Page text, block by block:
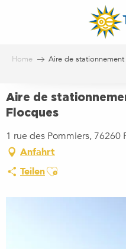
Home Aire de
Aire de
Flocques
1 rue des Pommiers, 76260
Anfahrt
TeilenAjouter aux favoris